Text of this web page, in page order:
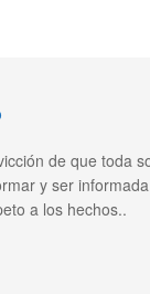
de que toda
y ser
a los hechos..